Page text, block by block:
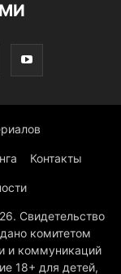
Контакты
Свидетельство
комитетом
и коммуникаций
18+ для детей,